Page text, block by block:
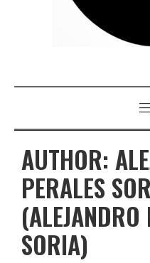
AUTHOR:
PERALES
(ALEJANDRO
SORIA)